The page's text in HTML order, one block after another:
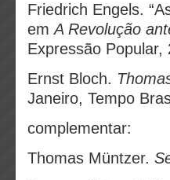
Friedrich Engels.
emA Revolução
Expressão Popular,
Ernst Bloch.
Janeiro, Tempo
complementar:
Thomas Müntzer.